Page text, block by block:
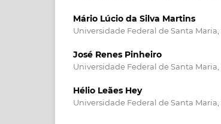
Mário Lúcio da Silva Martins
Universidade Federal de Santa Maria,
José Renes Pinheiro
Universidade Federal de Santa Maria,
Hélio Leães Hey
Universidade Federal de Santa Maria,